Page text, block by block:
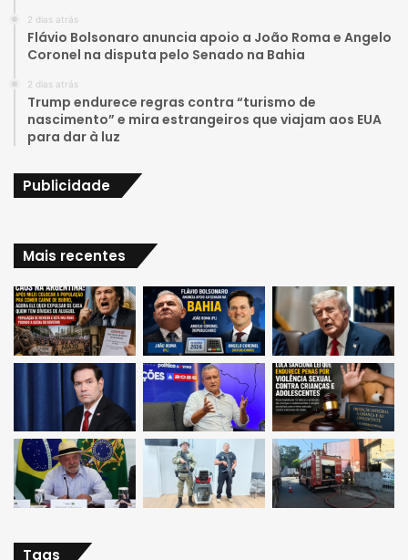
a
2 dias atrás
Flávio Bolsonaro anuncia apoio a João Roma e Angelo
Coronel na disputa pelo Senado na Bahia
2 dias atrás
Trump endurece regras contra “turismo de
nascimento” e mira estrangeiros que viajam aos EUA
para dar à luz
Publicidade
Mais recentes
Tags